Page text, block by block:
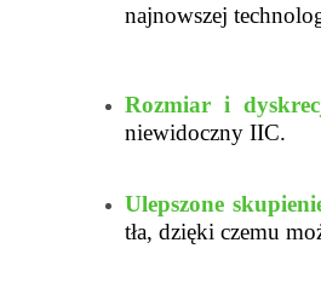
najnowszej
Rozmiar i
niewidoczny IIC.
Ulepszone
tła, dzięki czemu